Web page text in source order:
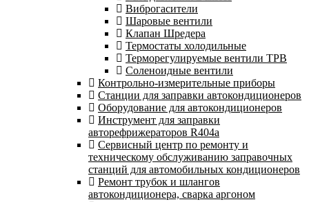
Виброгасители
Шаровые вентили
Клапан Шредера
Термостаты холодильные
Терморегулируемые вентили ТРВ
Соленоидные вентили
Контрольно-измерительные приборы
Станции для заправки автокондиционеров
Оборудование для автокондиционеров
Инструмент для заправки
авторефрижераторов R404a
Сервисный центр по ремонту и
техническому обслуживанию заправочных
станций для автомобильных кондиционеров
Ремонт трубок и шлангов
автокондиционера, сварка аргоном